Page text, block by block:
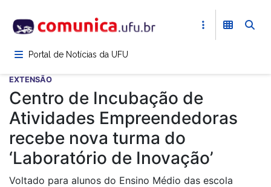
para
conteúdoPortal de Notícias da UFU
EXTENSÃO
Centro de Incubação de
Atividades Empreendedoras
recebe nova turma do
‘Laboratório de Inovação’
Voltado para alunos do Ensino Médio das escola